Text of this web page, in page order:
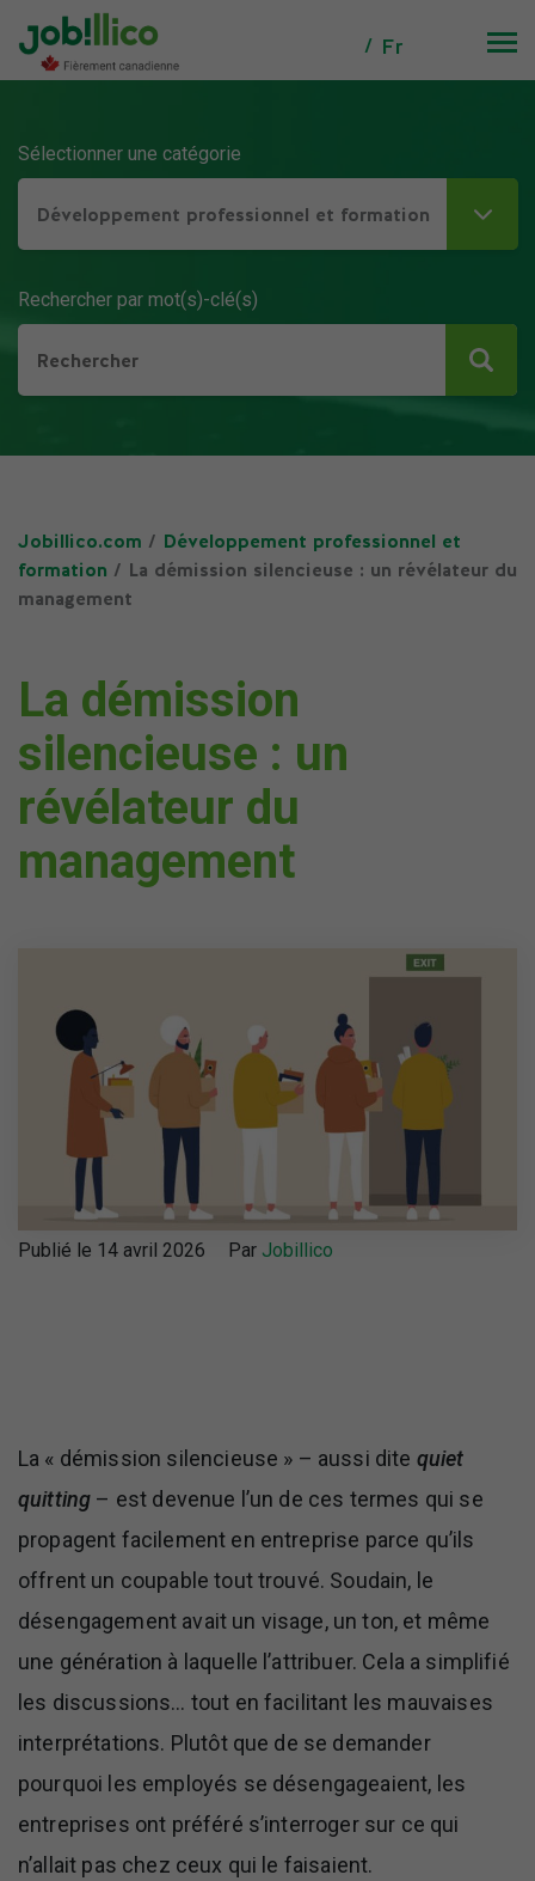
Fr
Sélectionner une catégorie
Développement professionnel et formation
Rechercher par mot(s)-clé(s)
Jobillico.com / Développement professionnel et
formation / La démission silencieuse : un révélateur du
management
La démission
silencieuse : un
révélateur du
management
Publié le 14 avril 2026 Par Jobillico
La « démission silencieuse » – aussi dite quiet
quitting – est devenue l’un de ces termes qui se
propagent facilement en entreprise parce qu’ils
offrent un coupable tout trouvé. Soudain, le
désengagement avait un visage, un ton, et même
une génération à laquelle l’attribuer. Cela a simplifié
les discussions… tout en facilitant les mauvaises
interprétations. Plutôt que de se demander
pourquoi les employés se désengageaient, les
entreprises ont préféré s’interroger sur ce qui
n’allait pas chez ceux qui le faisaient.